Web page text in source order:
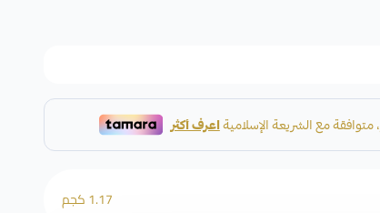
1.17 كجم